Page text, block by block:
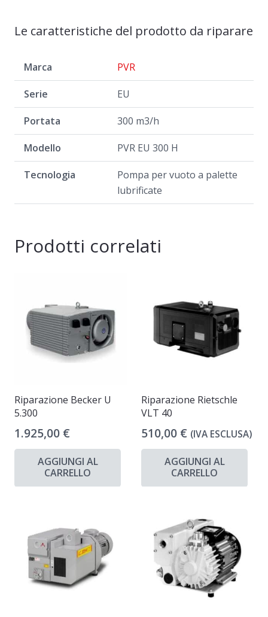
Le caratteristiche del prodotto da riparare
Marca PVR
Serie EU
Portata 300 m3/h
Modello PVR EU 300 H
Tecnologia
Pompa per vuoto a palette
lubrificate
Prodotti correlati
Riparazione Becker U
5.300
1.925,00 €
AGGIUNGI AL
CARRELLO
Riparazione Rietschle
VLT 40
510,00 € (IVA ESCLUSA)
AGGIUNGI AL
CARRELLO